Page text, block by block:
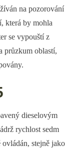
na pozorování
která by mohla
se vypouští z
průzkum oblastí,
dieselovým
rychlost sedm
stejně jako